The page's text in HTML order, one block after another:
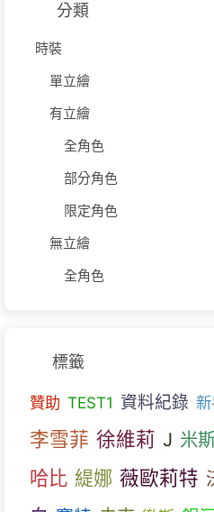
分類
時裝
單立繪
有立繪
全角色
部分角色
限定角色
無立繪
全角色
標籤
贊助 TEST1 資料紀錄
李雪菲 徐維莉 J 米
哈比 緹娜 薇歐莉特